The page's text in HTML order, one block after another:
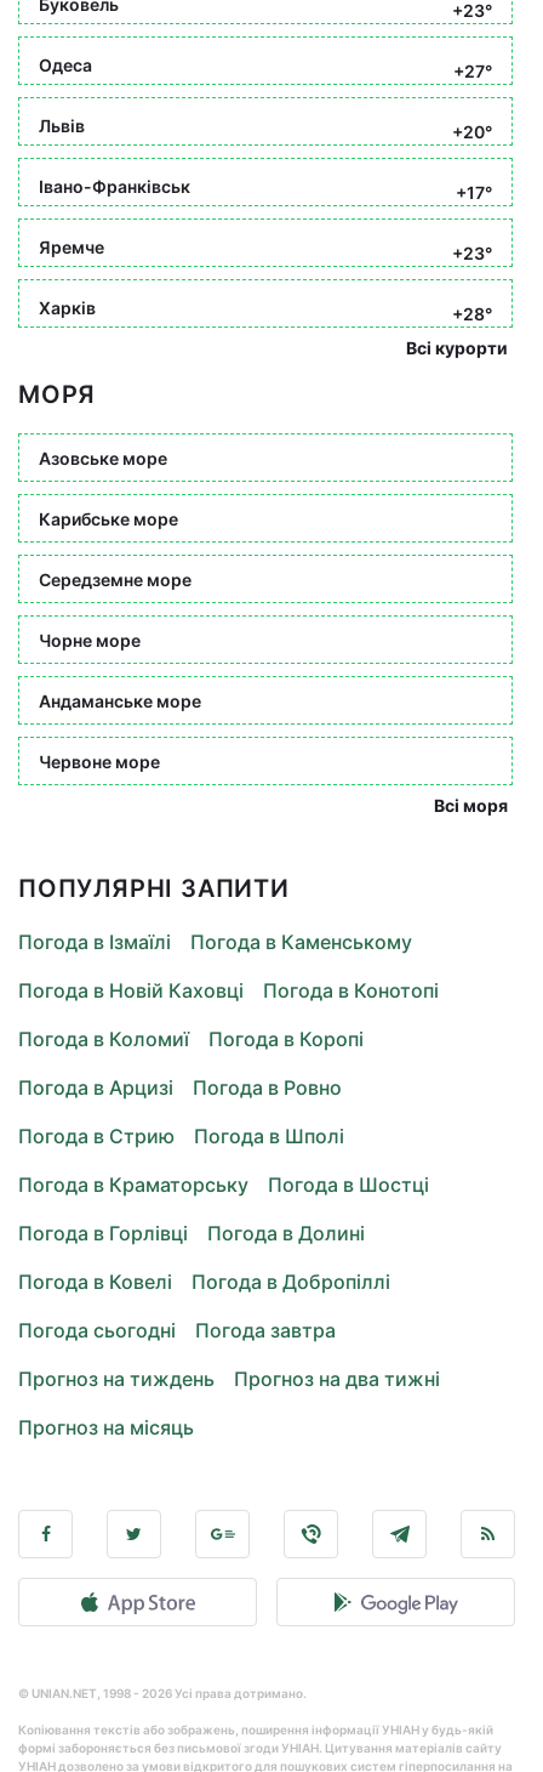
+23°
Одеса +27°
Львів +20°
Івано-Франківськ +17°
Яремче +23°
Харків
+28°
Всі курорти
МОРЯ
Азовське море
Карибське море
Середземне море
Чорне море
Андаманське море
Червоне море
Всі моря
ПОПУЛЯРНІ ЗАПИТИ
Погода в Ізмаїлі
Погода в Каменському
Погода в Новій Каховці
Погода в Конотопі
Погода в Коломиї
Погода в Коропі
Погода в Арцизі
Погода в Ровно
Погода в Стрию
Погода в Шполі
Погода в Краматорську
Погода в Шостці
Погода в Горлівці
Погода в Долині
Погода в Ковелі
Погода в Добропіллі
Погода сьогодні
Погода завтра
Прогноз на тиждень
Прогноз на два тижні
Прогноз на місяць
© UNIAN.NET, 1998 - 2026 Усі права дотримано.
Копіювання текстів або зображень, поширення інформації УНІАН у будь-якій
формі забороняється без письмової згоди УНІАН. Цитування матеріалів сайту
УНІАН дозволено за умови відкритого для пошукових систем гіперпосилання на